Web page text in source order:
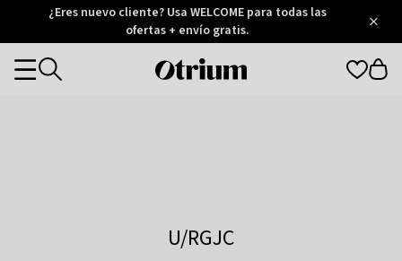
Otrium
Trustpilot
¿Eres nuevo cliente? Usa WELCOME para todas las
ofertas + envío gratis.
Otrium
Categories
U/RGJC